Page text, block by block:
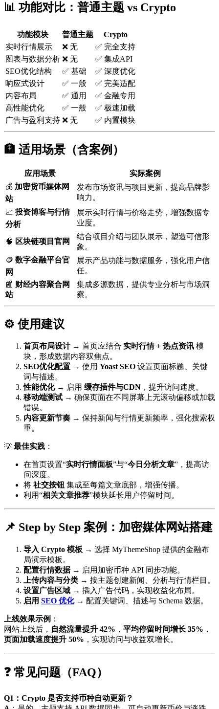
📊 功能对比：普通主题 vs Crypto
功能模块 普通主题
Crypto
实时行情展示
❌ 无
✅ 完全支持
图表与数据分析 ❌ 无
✅ 集成API
SEO优化结构
✅ 基础
✅ 深度优化
响应式设计
✅ 一般
✅ 完美适配
内容布局
✅ 通用
✅ 金融专用
高性能优化
✅ 一般
✅ 极速加载
广告与盈利支持 ❌ 无 ✅ 内置模块
🏦 适用场景（含案例）
应用场景
实际案例
💰 加密货币媒体网
站
发布市场资讯与项目更新，提高品牌影
响力。
📈投资博客与行情
分析
展示实时行情与价格走势，增强数据专
业度。
🧠 区块链项目官网
结合项目介绍与团队展示，塑造可信形
象。
🪙 数字金融平台官
网
展示产品功能与数据服务，强化用户信
任。
📰 财经内容聚合网
站
集成多源数据，提供专业分析与市场洞
察。
⚙️ 使用建议
首页布局设计→ 首页应结合 实时行情 + 热点资讯 模
块，形成数据内容双焦点。
SEO优化配置 → 使用 Yoast SEO 设置页面标题、关键
词与描述。
性能优化→ 启用 缓存插件与CDN ，提升访问速度。
移动端测试 → 确保页面在不同屏幕上无滚动偏移或加载
错误。
内容更新节奏 → 保持新闻与行情更新频率，强化搜索权
重。
💡 最佳实践 ：
在首页设置“实时行情面板”与“今日分析文章”，提高访
问深度。
将 社交按钮 集成至每篇文章底部，增强传播。
利用“相关文章推荐”模块延长用户停留时间。
📌 Step by Step 案例：加密媒体网站搭建
导入 Crypto 模板 → 选择 MyThemeShop 提供的金融布
局演示模板。
配置行情数据→ 启用加密币种 API 同步功能。
上传内容与分类 → 按主题创建新闻、分析与行情栏目。
设置广告区域 → 插入广告代码，实现收益化布局。
启用 SEO 优化→ 配置关键词、描述与 Schema 数据。
上线效果示例 ：
网站上线后， 自然流量提升 42% ， 平均停留时间增长 35% ，
页面加载速度提升 50% ，实现访问与收益双增长。
❓ 常见问题（FAQ）
Q1：Crypto 是否支持币种自动更新？